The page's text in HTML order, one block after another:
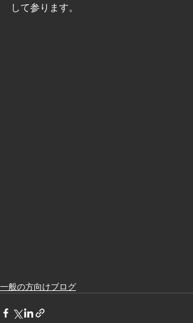
して参ります。
一般の方向けブログ